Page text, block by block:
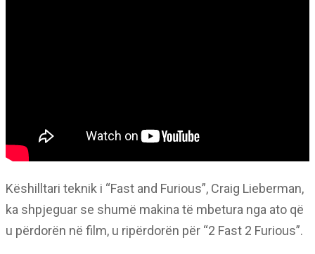
Këshilltari teknik i “Fast and Furious”, Craig Lieberman,
ka shpjeguar se shumë makina të mbetura nga ato që
u përdorën në film, u ripërdorën për “2 Fast 2 Furious”.